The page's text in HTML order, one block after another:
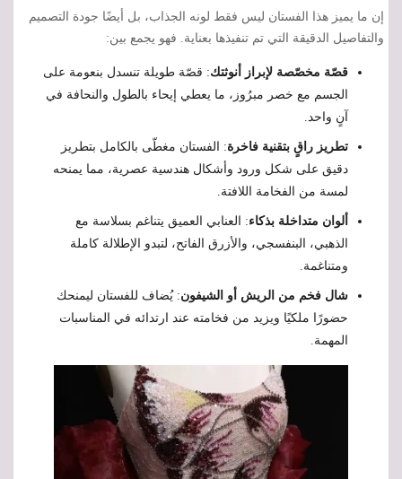
إن ما يميز هذا الفستان ليس فقط لونه الجذاب، بل أيضًا جودة التصميم
والتفاصيل الدقيقة التي تم تنفيذها بعناية. فهو يجمع بين:
قصّة مخصّصة لإبراز أنوثتك: قصّة طويلة تنسدل بنعومة على
الجسم مع خصر مبرُوز، ما يعطي إيحاء بالطول والنحافة في
آنٍ واحد.
تطريز راقٍ بتقنية فاخرة: الفستان مغطّى بالكامل بتطريز
دقيق على شكل ورود وأشكال هندسية عصرية، مما يمنحه
لمسة من الفخامة اللافتة.
ألوان متداخلة بذكاء: العنابي العميق يتناغم بسلاسة مع
الذهبي، البنفسجي، والأزرق الفاتح، لتبدو الإطلالة كاملة
ومتناغمة.
شال فخم من الريش أو الشيفون: يُضاف للفستان ليمنحك
حضورًا ملكيًا ويزيد من فخامته عند ارتدائه في المناسبات
المهمة.